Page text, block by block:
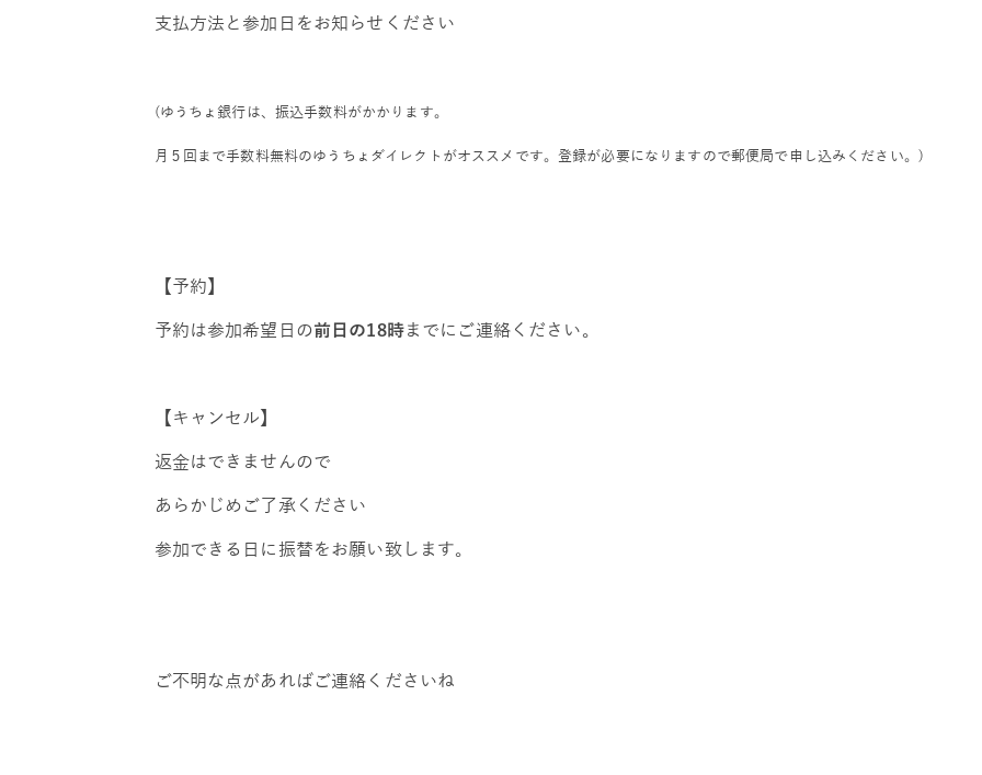
支払方法と参加日をお知らせください
(ゆうちょ銀行は、振込手数料がかかります。
月５回まで手数料無料のゆうちょダイレクトがオススメです。登録が必要になりますので郵便局で申し込みください。)
【予約】
予約は参加希望日の前日の18時までにご連絡ください。
【キャンセル】
返金はできませんので
あらかじめご了承ください
参加できる日に振替をお願い致します。
ご不明な点があればご連絡くださいね